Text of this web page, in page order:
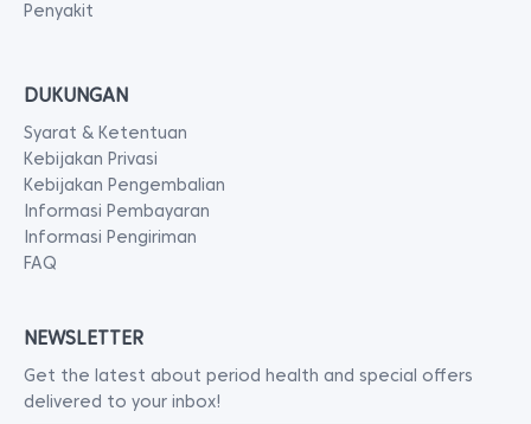
Penyakit
DUKUNGAN
Syarat & Ketentuan
Kebijakan Privasi
Kebijakan Pengembalian
Informasi Pembayaran
Informasi Pengiriman
FAQ
NEWSLETTER
Get the latest about period health and special offers
delivered to your inbox!